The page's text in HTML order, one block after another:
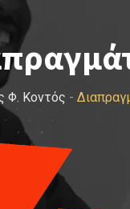
Φ. Κοντός -